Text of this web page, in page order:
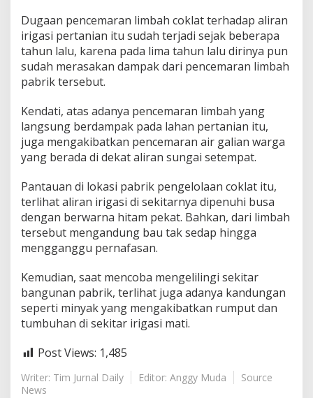
Dugaan pencemaran limbah coklat terhadap aliran
irigasi pertanian itu sudah terjadi sejak beberapa
tahun lalu, karena pada lima tahun lalu dirinya pun
sudah merasakan dampak dari pencemaran limbah
pabrik tersebut.
Kendati, atas adanya pencemaran limbah yang
langsung berdampak pada lahan pertanian itu,
juga mengakibatkan pencemaran air galian warga
yang berada di dekat aliran sungai setempat.
Pantauan di lokasi pabrik pengelolaan coklat itu,
terlihat aliran irigasi di sekitarnya dipenuhi busa
dengan berwarna hitam pekat. Bahkan, dari limbah
tersebut mengandung bau tak sedap hingga
mengganggu pernafasan.
Kemudian, saat mencoba mengelilingi sekitar
bangunan pabrik, terlihat juga adanya kandungan
seperti minyak yang mengakibatkan rumput dan
tumbuhan di sekitar irigasi mati.
Post Views: 1,485
Writer: Tim Jurnal Daily Editor: Anggy Muda
Source
News